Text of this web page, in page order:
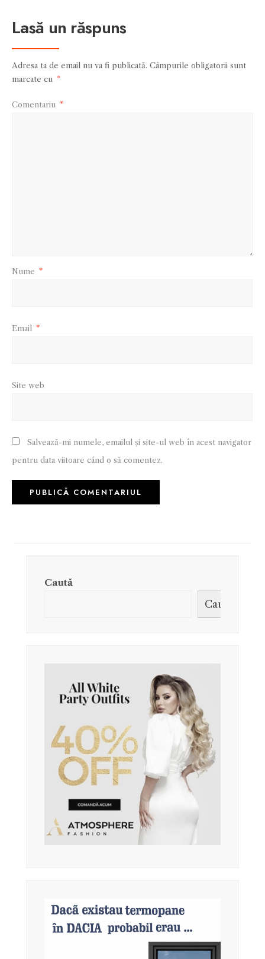
Lasă un răspuns
Adresa ta de email nu va fi publicată. Câmpurile obligatorii sunt
marcate cu *
Comentariu *
Nume *
Email *
Site web
Salvează-mi numele, emailul și site-ul web în acest navigator
pentru data viitoare când o să comentez.
Caută
Caută